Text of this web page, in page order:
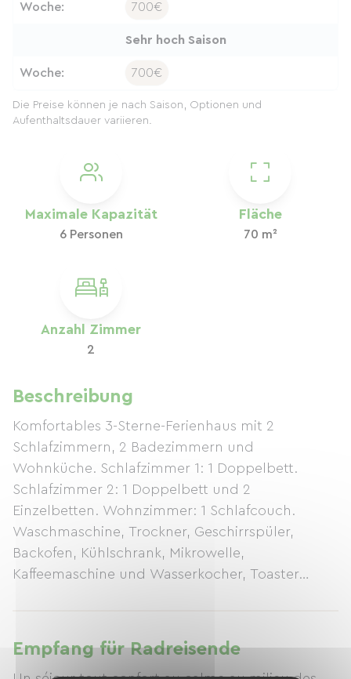
Maximale Kapazität
6 Personen
Fläche
70 m²
Anzahl Zimmer
2
Beschreibung
Komfortables 3-Sterne-Ferienhaus mit 2
Schlafzimmern, 2 Badezimmern und
Wohnküche. Schlafzimmer 1: 1 Doppelbett.
Schlafzimmer 2: 1 Doppelbett und 2
Einzelbetten. Wohnzimmer: 1 Schlafcouch.
Waschmaschine, Trockner, Geschirrspüler,
Backofen, Kühlschrank, Mikrowelle,
Kaffeemaschine und Wasserkocher, Toaster…
Empfang für Radreisende
Woche: 700€
Sehr hoch Saison
Woche: 700€
Die Preise können je nach Saison, Optionen und
Aufenthaltsdauer variieren.